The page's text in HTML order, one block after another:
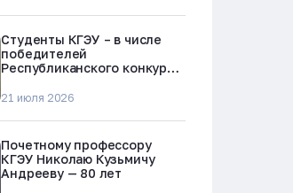
Студенты КГЭУ – в числе
победителей
Республиканского конкурса
наркотиков и телефонного
21 июля 2026
Почетному профессору
КГЭУ Николаю Кузьмичу
Андрееву — 80 лет